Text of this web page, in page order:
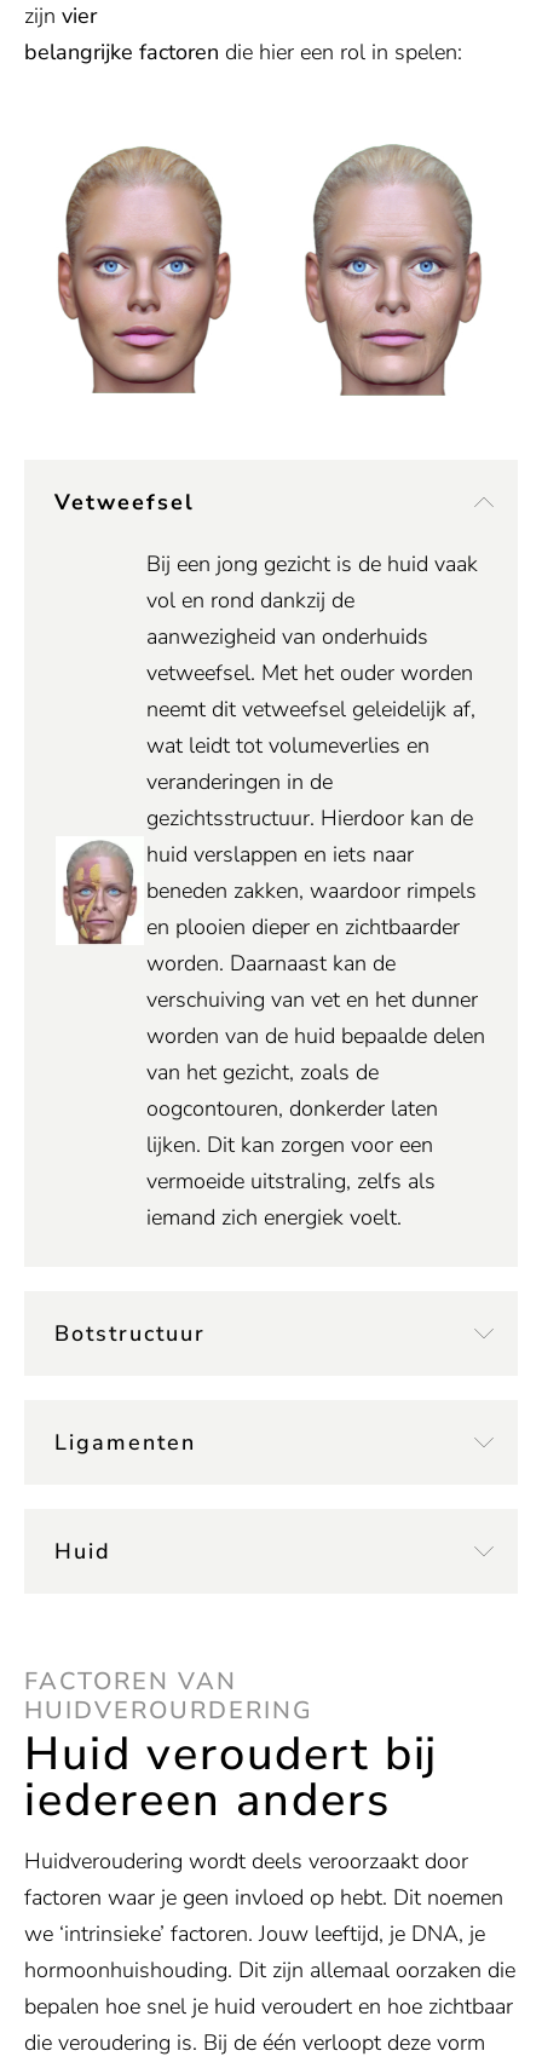
zijn vier
belangrijke factoren die hier een rol in spelen:
Vetweefsel
Bij een jong gezicht is de huid vaak
vol en rond dankzij de
aanwezigheid van onderhuids
vetweefsel. Met het ouder worden
neemt dit vetweefsel geleidelijk af,
wat leidt tot volumeverlies en
veranderingen in de
gezichtsstructuur. Hierdoor kan de
huid verslappen en iets naar
beneden zakken, waardoor rimpels
en plooien dieper en zichtbaarder
worden. Daarnaast kan de
verschuiving van vet en het dunner
worden van de huid bepaalde delen
van het gezicht, zoals de
oogcontouren, donkerder laten
lijken. Dit kan zorgen voor een
vermoeide uitstraling, zelfs als
iemand zich energiek voelt.
Botstructuur
Ligamenten
Huid
FACTOREN VAN
HUIDVEROURDERING
Huid veroudert bij
iedereen anders
Huidveroudering wordt deels veroorzaakt door
factoren waar je geen invloed op hebt. Dit noemen
we ‘intrinsieke’ factoren. Jouw leeftijd, je DNA, je
hormoonhuishouding. Dit zijn allemaal oorzaken die
bepalen hoe snel je huid veroudert en hoe zichtbaar
die veroudering is. Bij de één verloopt deze vorm